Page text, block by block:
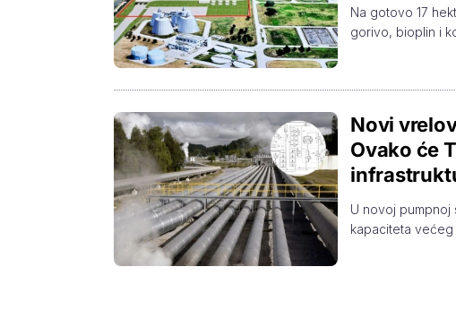
Na gotovo 17
gorivo, bioplin i
Novi
Ovako će
U novoj pumpnoj
kapaciteta